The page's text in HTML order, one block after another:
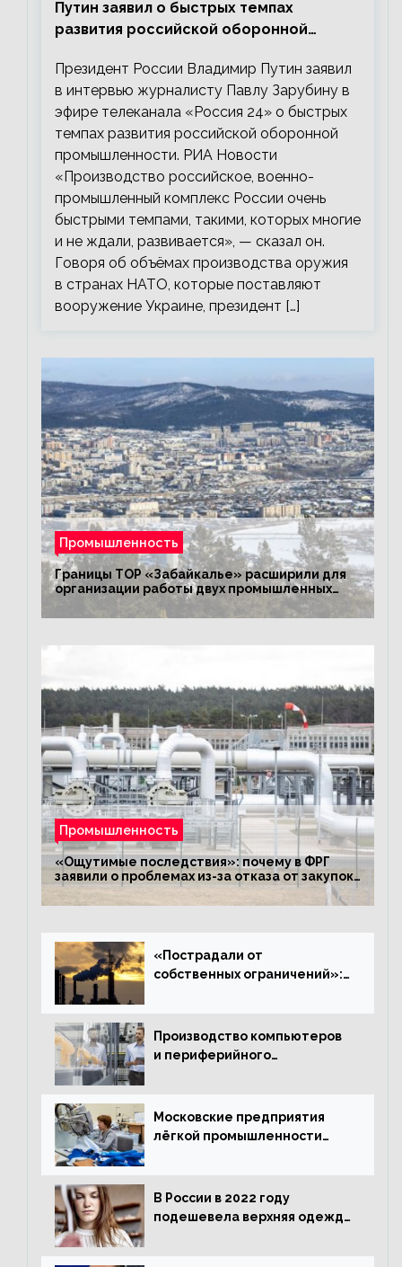
Путин заявил о быстрых темпах
развития российской оборонной
Президент России Владимир Путин заявил
в интервью журналисту Павлу Зарубину в
эфире телеканала «Россия 24» о быстрых
темпах развития российской оборонной
промышленности. РИА Новости
«Производство российское, военно-
промышленный комплекс России очень
быстрыми темпами, такими, которых многие
и не ждали, развивается», — сказал он.
Говоря об объёмах производства оружия
в странах НАТО, которые поставляют
вооружение Украине, президент […]
Промышленность
Границы ТОР «Забайкалье» расширили для
организации работы двух промышленных
предприятий
Промышленность
«Ощутимые последствия»: почему в ФРГ
заявили о проблемах из-за отказа от закупок
российского газа
«Пострадали от
собственных ограничений»:
промышленности
Производство компьютеров
и периферийного
Московские предприятия
лёгкой промышленности
В России в 2022 году
подешевела верхняя одежда